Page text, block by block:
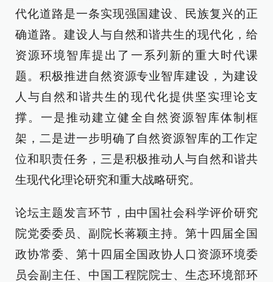
代化道路是一条实现强国建设、民族复兴的正
确道路。建设人与自然和谐共生的现代化，给
资源环境智库提出了一系列新的重大时代课
题。积极推进自然资源专业智库建设，为建设
人与自然和谐共生的现代化提供坚实理论支
撑。一是推动建立健全自然资源智库体制框
架，二是进一步明确了自然资源智库的工作定
位和职责任务，三是积极推动人与自然和谐共
生现代化理论研究和重大战略研究。
论坛主题发言环节，由中国社会科学评价研究
院党委委员、副院长蒋颖主持。第十四届全国
政协常委、第十四届全国政协人口资源环境委
员会副主任、中国工程院院士、生态环境部环